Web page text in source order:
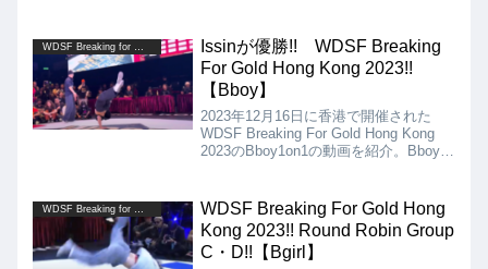
た!!
Issinが優勝!! WDSF Breaking
For Gold Hong Kong 2023!!
【Bboy】
2023年12月16日に香港で開催された
WDSF Breaking For Gold Hong Kong
2023のBboy1on1の動画を紹介。Bboyの
しました!!
WDSF Breaking For Gold Hong
Kong 2023!! Round Robin Group
C・D!!【Bgirl】